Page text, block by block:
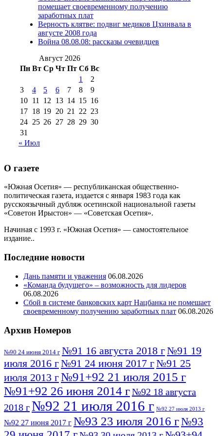
августа 2016 г(10)№98 5 июля 2014 г(10)
№98 8 августа 2013 г
августа 2012 г(14)
2017 г(9)
№99 4 августа
2016 г(12) №99 8 июля 2014 г
августа 2012 г(11)
августа 2013 г
(12)
помешает своевременному получению
заработных плат
Верность клятве: подвиг медиков Цхинвала в
августе 2008 года
Война 08.08.08: рассказы очевидцев
Август 2026
Пн Вт Ср Чт Пт Сб Вс
1
2
3
4 5 6 7 8
9
10 11 12 13 14 15 16
17 18 19 20 21 22 23
24 25 26 27 28 29 30
31
« Июл
О газете
«Южная Осетия» — республиканская общественно-
политическая газета, издается с января 1983 года как
русскоязычный дубляж осетинской национальной газеты
«Советон Ирыстон» — «Советская Осетия».
Начиная с 1993 г. «Южная Осетия» — самостоятельное
издание..
Последние новости
Дань памяти и уважения 06.08.2026
«Команда будущего» – возможность для лидеров
06.08.2026
Сбой в системе банковских карт Нацбанка не помешает
своевременному получению заработных плат 06.08.2026
Архив Номеров
№90 24 июня 2014 г №91 16 августа 2018 г№91 19
июля 2016 г№91 24 июня 2017 г№91 25
июля 2013 г№91+92 21 июля 2015 г
№91+92 26 июня 2014 г№92 18 августа
2018 г№92 21 июля 2016 г №92 27 июля 2013 г
№92 27 июня 2017 г №93 23 июля 2016 г№93